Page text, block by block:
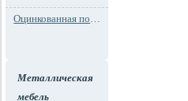
Оцинкованная посуда
Металлическая
мебель